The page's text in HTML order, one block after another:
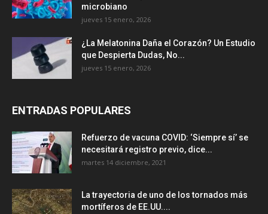
microbiano
jueves 15 enero, 2026
¿La Melatonina Daña el Corazón? Un Estudio
que Despierta Dudas, No...
jueves 15 enero, 2026
ENTRADAS POPULARES
Refuerzo de vacuna COVID: ‘Siempre sí’ se
necesitará registro previo, dice...
martes 14 diciembre, 2021
La trayectoria de uno de los tornados más
mortíferos de EE.UU....